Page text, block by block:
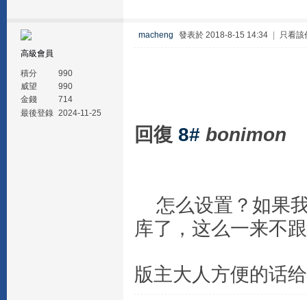
高級會員
積分
990
威望
990
金錢
714
最後登錄 2024-11-25
macheng 發表於 2018-8-15 14:34 只看該
回復 8# bonimon
怎么设置？如果
库了，这么一来不
版主大人方便的话